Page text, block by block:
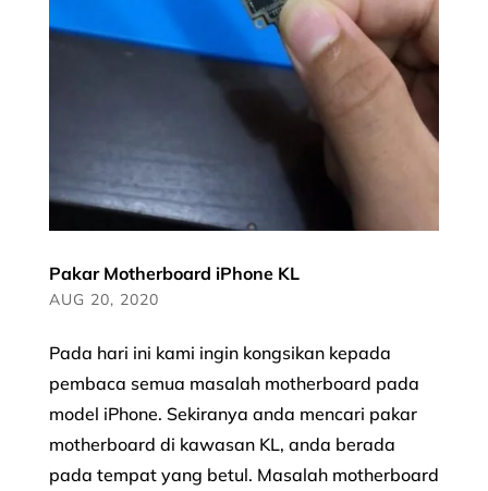
Pakar Motherboard iPhone KL
AUG 20, 2020
Pada hari ini kami ingin kongsikan kepada
pembaca semua masalah motherboard pada
model iPhone. Sekiranya anda mencari pakar
motherboard di kawasan KL, anda berada
pada tempat yang betul. Masalah motherboard